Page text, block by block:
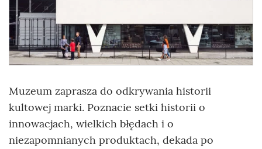
Muzeum zaprasza do odkrywania historii
kultowej marki. Poznacie setki historii o
innowacjach, wielkich błędach i o
niezapomnianych produktach, dekada po